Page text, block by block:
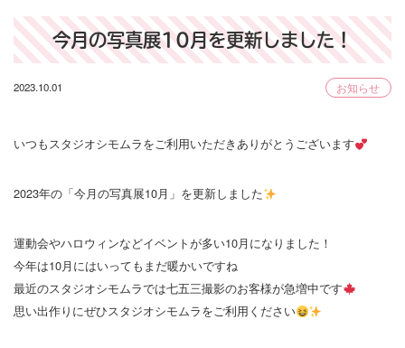
今月の写真展10月を更新しました！
2023.10.01 お知らせ
いつもスタジオシモムラをご利用いただきありがとうございます
2023年の「今月の写真展10月」を更新しました
運動会やハロウィンなどイベントが多い10月になりました！
今年は10月にはいってもまだ暖かいですね
最近のスタジオシモムラでは七五三撮影のお客様が急増中です
思い出作りにぜひスタジオシモムラをご利用ください